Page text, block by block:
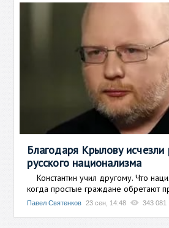
Благодаря Крылову
русского национализма
Константин учил другому. Что
когда простые граждане обретают
Павел Святенков 23 сен, 14:48 343 081